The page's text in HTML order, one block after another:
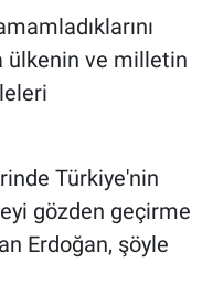
ülkenin ve milletin
Türkiye'nin
gözden geçirme
Erdoğan, şöyle